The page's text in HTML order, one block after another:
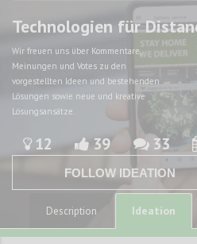
Technologien für
Wir freuen uns über Kommentare,
Meinungen und Votes zu den
vorgestellten Ideen und bestehenden
Lösungen sowie neue und kreative
Lösungsansätze.
12 39 33
FOLLOW IDEATION
Description Ideation